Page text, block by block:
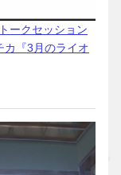
ークセッション
カ『3月のライオ